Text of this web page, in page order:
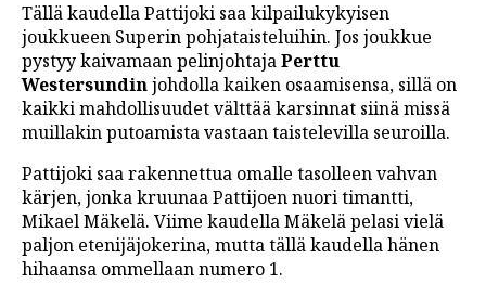
Tällä kaudella Pattijoki saa kilpailukykyisen
joukkueen Superin pohjataisteluihin. Jos joukkue
pystyy kaivamaan pelinjohtajaPerttu
Westersundinjohdolla kaiken osaamisensa, sillä on
kaikki mahdollisuudet välttää karsinnat siinä missä
muillakin putoamista vastaan taistelevilla seuroilla.
Pattijoki saa rakennettua omalle tasolleen vahvan
kärjen, jonka kruunaa Pattijoen nuori timantti,
Mikael Mäkelä. Viime kaudella Mäkelä pelasi vielä
paljon etenijäjokerina, mutta tällä kaudella hänen
hihaansa ommellaan numero 1.